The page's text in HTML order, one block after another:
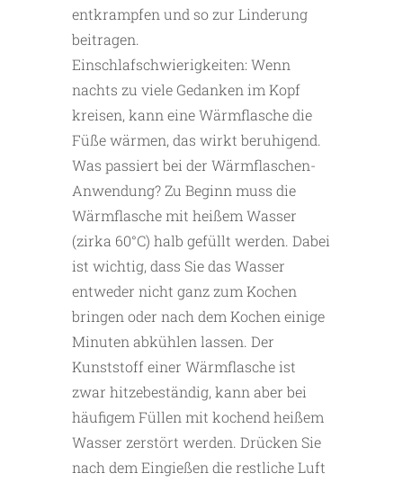
entkrampfen und so zur Linderung
beitragen.
Einschlafschwierigkeiten: Wenn
nachts zu viele Gedanken im Kopf
kreisen, kann eine Wärmflasche die
Füße wärmen, das wirkt beruhigend.
Was passiert bei der Wärmflaschen-
Anwendung? Zu Beginn muss die
Wärmflasche mit heißem Wasser
(zirka 60°C) halb gefüllt werden. Dabei
ist wichtig, dass Sie das Wasser
entweder nicht ganz zum Kochen
bringen oder nach dem Kochen einige
Minuten abkühlen lassen. Der
Kunststoff einer Wärmflasche ist
zwar hitzebeständig, kann aber bei
häufigem Füllen mit kochend heißem
Wasser zerstört werden. Drücken Sie
nach dem Eingießen die restliche Luft